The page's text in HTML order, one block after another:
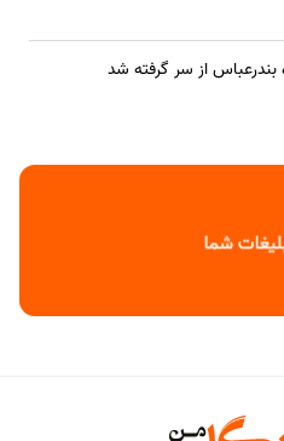
بندرعباس از سر گرفته شد